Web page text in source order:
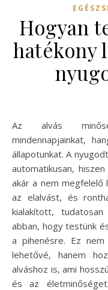
Hogyan
hatékony
Az alvás minősége alapvetően befolyásolja
mindennapjainkat,
állapotunkat. A
automatikusan,
akár a nem megfelelő
az elalvást, és
kialakított,
abban, hogy testünk
a pihenésre. Ez
lehetővé, hanem
alváshoz is, ami
és az